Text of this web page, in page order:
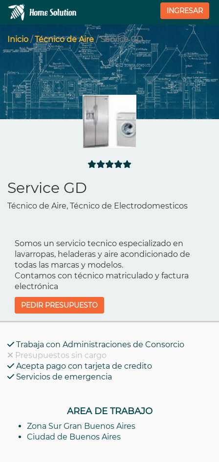
INGRESAR
Inicio /Técnico de Aire/ Service GD
Service GD
Técnico de Aire, Técnico de Electrodomesticos
Somos un servicio tecnico especializado en
lavarropas, heladeras y aire acondicionado de
todas las marcas y modelos.
Contamos con técnico matriculado y factura
electrónica
PEDIR PRESUPUESTO
Trabaja con Administraciones de Consorcio
Presupuestos sin cargo
Acepta pago con tarjeta de credito
Servicios de emergencia
AREA DE TRABAJO
Zona Sur Gran Buenos Aires
Ciudad de Buenos Aires